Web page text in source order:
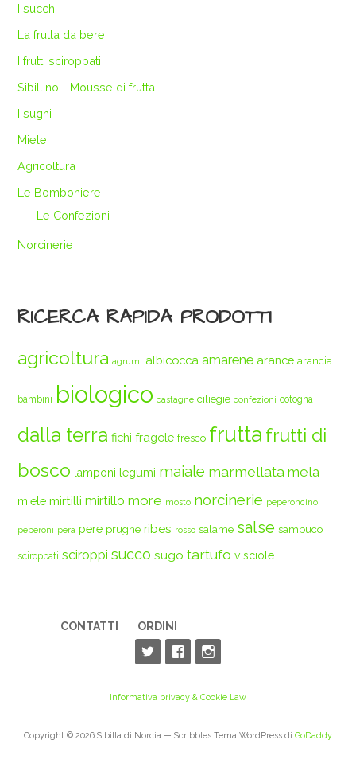
I succhi
La frutta da bere
I frutti sciroppati
Sibillino - Mousse di frutta
I sughi
Miele
Agricoltura
Le Bomboniere
Le Confezioni
Norcinerie
RICERCA RAPIDA PRODOTTI
agricoltura agrumi albicocca amarene arance arancia
bambini biologico castagne ciliegie confezioni cotogna
dalla terra fichi fragole fresco frutta frutti di
bosco lamponi legumi maiale marmellata mela
miele mirtilli mirtillo more mosto norcinerie peperoncino
peperoni pera pere prugne ribes rosso salame salse sambuco
sciroppati sciroppi succo sugo tartufo visciole
CONTATTI ORDINI
Informativa privacy & Cookie Law
Copyright © 2026 Sibilla di Norcia — Scribbles Tema WordPress di GoDaddy